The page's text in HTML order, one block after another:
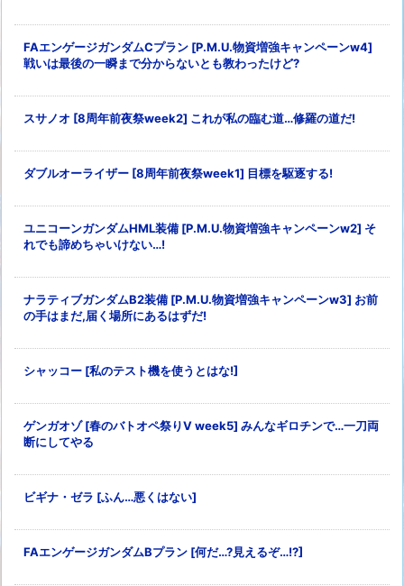
FAエンゲージガンダムCプラン [P.M.U.物資増強キャンペーンw4]
戦いは最後の一瞬まで分からないとも教わったけど?
スサノオ [8周年前夜祭week2] これが私の臨む道…修羅の道だ!
ダブルオーライザー [8周年前夜祭week1] 目標を駆逐する!
ユニコーンガンダムHML装備 [P.M.U.物資増強キャンペーンw2] そ
れでも諦めちゃいけない…!
ナラティブガンダムB2装備 [P.M.U.物資増強キャンペーンw3] お前
の手はまだ,届く場所にあるはずだ!
シャッコー [私のテスト機を使うとはな!]
ゲンガオゾ [春のバトオペ祭りV week5] みんなギロチンで…一刀両
断にしてやる
ビギナ・ゼラ [ふん…悪くはない]
FAエンゲージガンダムBプラン [何だ…?見えるぞ…!?]